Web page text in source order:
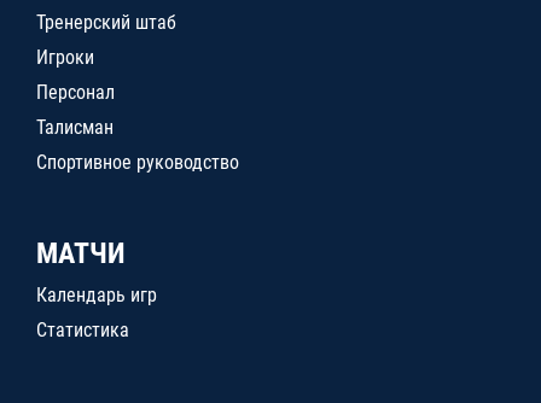
Тренерский штаб
Игроки
Персонал
Талисман
Спортивное руководство
МАТЧИ
Календарь игр
Статистика